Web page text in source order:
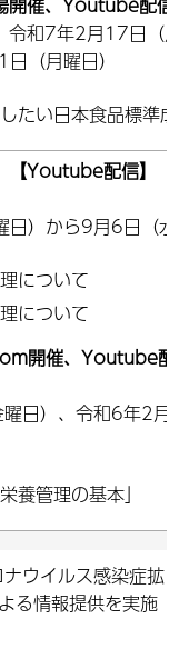
和7年2月17日（
（月曜日）
たい日本食品標準成
Youtube配信】
）から9月6日（水
について
について
開催、Youtube配
日）、令和6年2月
養管理の基本」
ウイルス感染症拡
る情報提供を実施